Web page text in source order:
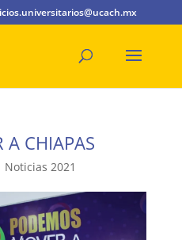
A CHIAPAS
Noticias 2021